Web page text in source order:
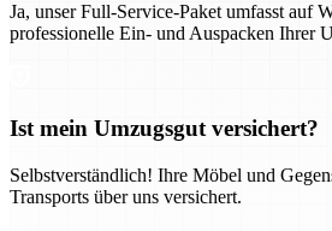
Ja, unser Full-Service-Paket umfasst auf
professionelle Ein- und Auspacken Ihrer
Ist mein Umzugsgut versichert?
Selbstverständlich! Ihre Möbel und
Transports über uns versichert.